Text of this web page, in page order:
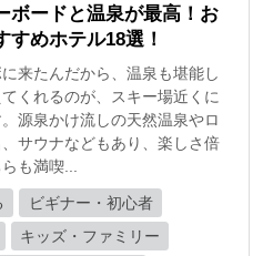
ボードと温泉が最高！お
すめホテル18選！
来たんだから、温泉も堪能し
くれるのが、スキー場近くに
源泉かけ流しの天然温泉やロ
サウナなどもあり、楽しさ倍
も満喫...
ビギナー・初心者
キッズ・ファミリー